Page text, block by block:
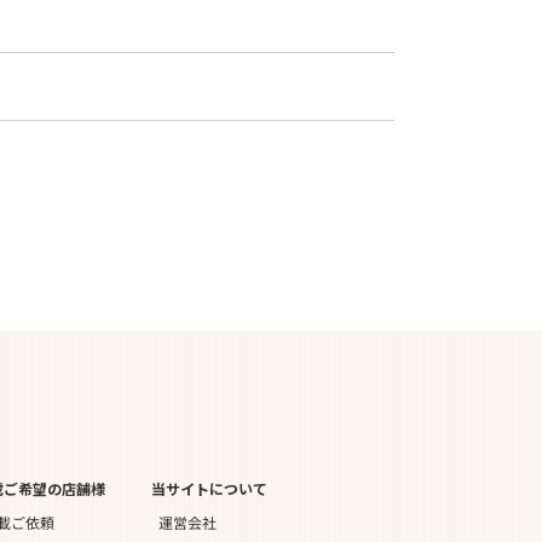
ご希望の店舗様
ご依頼
当サイトについて
運営会社